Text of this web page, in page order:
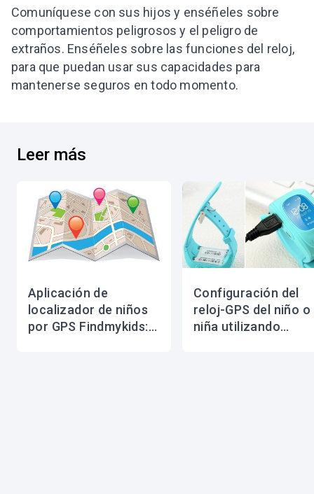
Comuníquese con sus hijos y enséñeles sobre
comportamientos peligrosos y el peligro de
extraños. Enséñeles sobre las funciones del reloj,
para que puedan usar sus capacidades para
mantenerse seguros en todo momento.
Leer más
Aplicación de
localizador de niños
por GPS Findmykids:
Configuración del
reloj-GPS del niño o
niña utilizando